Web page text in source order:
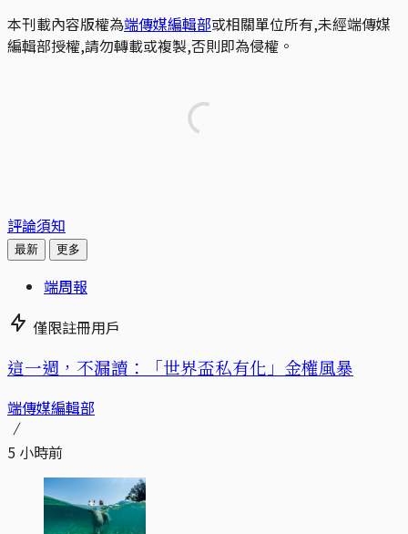
本刊載內容版權為端傳媒編輯部或相關單位所有,未經端傳媒
編輯部授權,請勿轉載或複製,否則即為侵權。
評論須知
最新 更多
端周報
僅限註冊用戶
這一週，不漏讀：「世界盃私有化」金權風暴
端傳媒編輯部
5 小時前